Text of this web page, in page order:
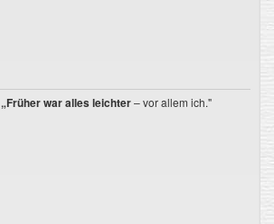
„Früher war alles leichter– vor allem ich."